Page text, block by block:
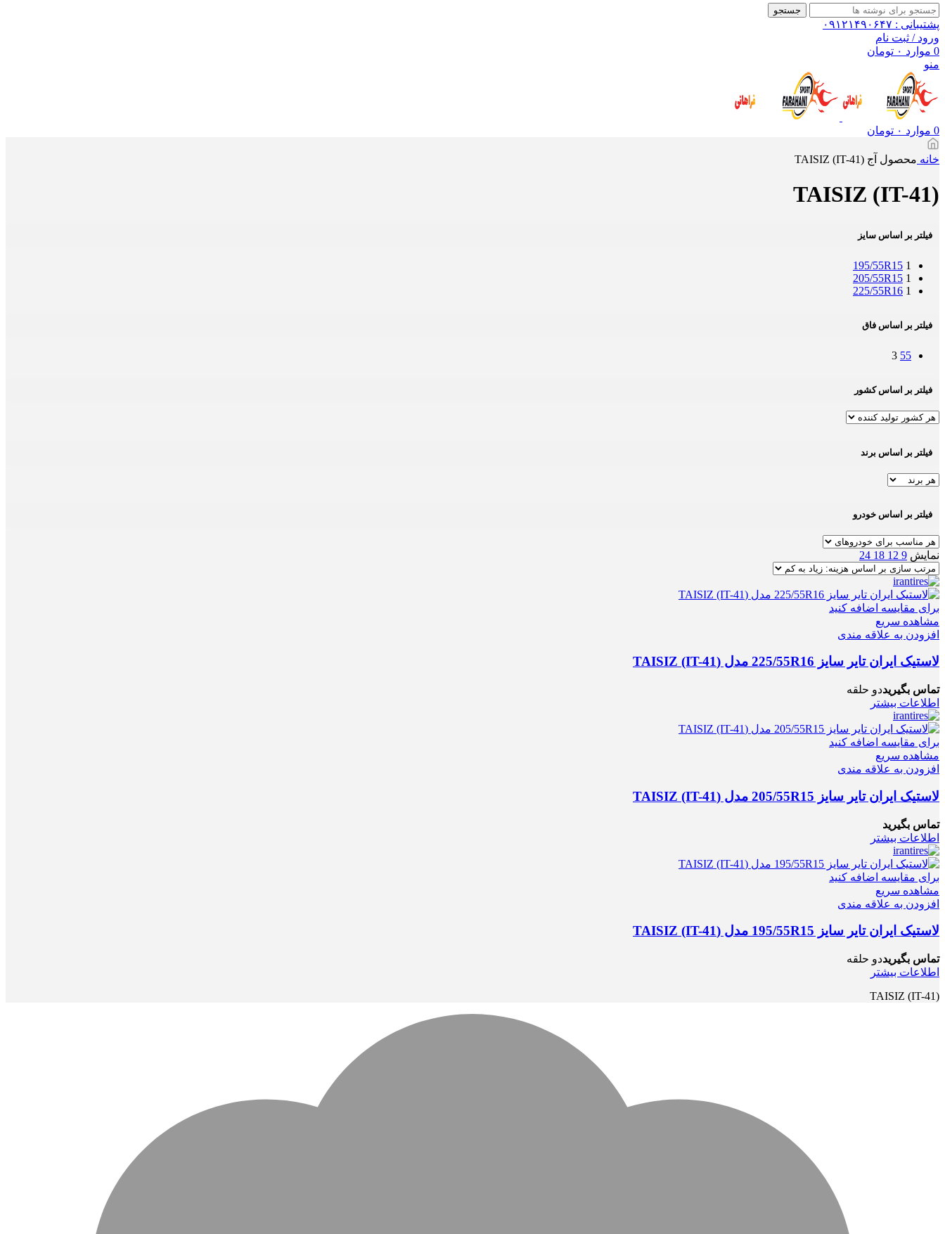
جستجو
پشتیبانی : ۰۹۱۲۱۴۹۰۶۴۷
ورود / ثبت نام
0 موارد ۰ تومان
منو
0 موارد ۰ تومان
خانه محصول آج (TAISIZ (IT-41
(TAISIZ (IT-41
فیلتر بر اساس سایز
195/55R15 1
205/55R15 1
225/55R16 1
فیلتر بر اساس فاق
55
3
فیلتر بر اساس کشور
فیلتر بر اساس برند
فیلتر بر اساس خودرو
نمایش 9
12
18
24
برای مقایسه اضافه کنید
مشاهده سریع
افزودن به علاقه مندی
لاستیک ایران تایر سایز 225/55R16 مدل (TAISIZ (IT-41
تماس بگیریددو حلقه
اطلاعات بیشتر
برای مقایسه اضافه کنید
مشاهده سریع
افزودن به علاقه مندی
لاستیک ایران تایر سایز 205/55R15 مدل (TAISIZ (IT-41
تماس بگیرید
اطلاعات بیشتر
برای مقایسه اضافه کنید
مشاهده سریع
افزودن به علاقه مندی
لاستیک ایران تایر سایز 195/55R15 مدل (TAISIZ (IT-41
تماس بگیریددو حلقه
اطلاعات بیشتر
(TAISIZ (IT-41